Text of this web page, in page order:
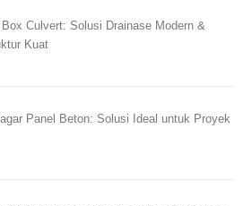
Culvert: Solusi Drainase Modern &
Kuat
Panel Beton: Solusi Ideal untuk Proyek